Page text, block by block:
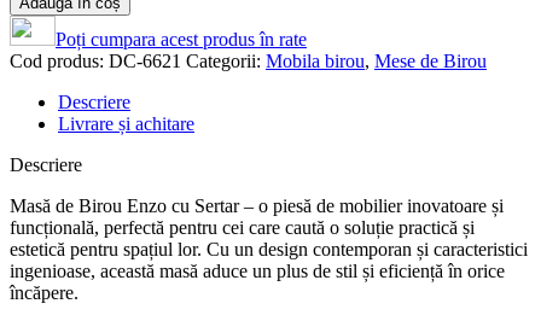
Poți cumpara acest produs în rate
Cod produs: DC-6621 Categorii: Mobila birou, Mese de Birou
Descriere
Livrare și achitare
Descriere
Masă de Birou Enzo cu Sertar – o piesă de mobilier inovatoare și
funcțională, perfectă pentru cei care caută o soluție practică și
estetică pentru spațiul lor. Cu un design contemporan și caracteristici
ingenioase, această masă aduce un plus de stil și eficiență în orice
încăpere.